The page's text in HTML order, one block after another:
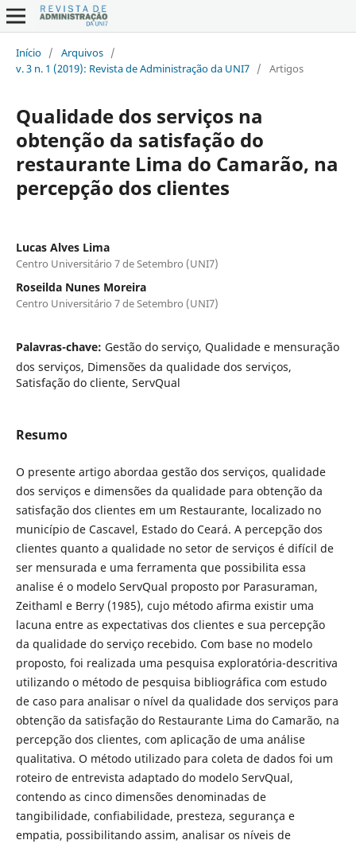
Início / Arquivos /
v. 3 n. 1 (2019): Revista de Administração da UNI7 / Artigos
Qualidade dos serviços na
obtenção da satisfação do
restaurante Lima do Camarão, na
percepção dos clientes
Lucas Alves Lima
Centro Universitário 7 de Setembro (UNI7)
Roseilda Nunes Moreira
Centro Universitário 7 de Setembro (UNI7)
Palavras-chave: Gestão do serviço, Qualidade e mensuração
dos serviços, Dimensões da qualidade dos serviços,
Satisfação do cliente, ServQual
Resumo
O presente artigo abordaa gestão dos serviços, qualidade
dos serviços e dimensões da qualidade para obtenção da
satisfação dos clientes em um Restaurante, localizado no
município de Cascavel, Estado do Ceará. A percepção dos
clientes quanto a qualidade no setor de serviços é difícil de
ser mensurada e uma ferramenta que possibilita essa
analise é o modelo ServQual proposto por Parasuraman,
Zeithaml e Berry (1985), cujo método afirma existir uma
lacuna entre as expectativas dos clientes e sua percepção
da qualidade do serviço recebido. Com base no modelo
proposto, foi realizada uma pesquisa exploratória-descritiva
utilizando o método de pesquisa bibliográfica com estudo
de caso para analisar o nível da qualidade dos serviços para
obtenção da satisfação do Restaurante Lima do Camarão, na
percepção dos clientes, com aplicação de uma análise
qualitativa. O método utilizado para coleta de dados foi um
roteiro de entrevista adaptado do modelo ServQual,
contendo as cinco dimensões denominadas de
tangibilidade, confiabilidade, presteza, segurança e
empatia, possibilitando assim, analisar os níveis de